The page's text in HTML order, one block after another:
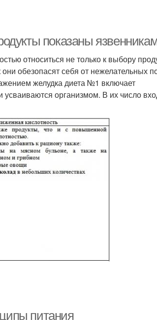
показаны
относиться не только к выбору
обезопасят себя от нежелательных
желудка диета №1 включает
организмом. В их число
питания